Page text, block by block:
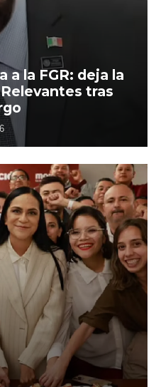
a la FGR: deja la
tras